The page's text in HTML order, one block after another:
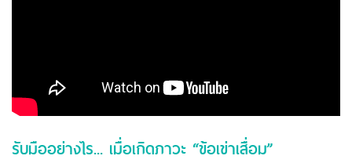
รับมืออย่างไร... เมื่อเกิดภาวะ “ข้อเข่าเสื่อม”